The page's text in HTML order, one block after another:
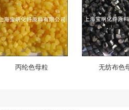
丙纶色母粒 无纺布色